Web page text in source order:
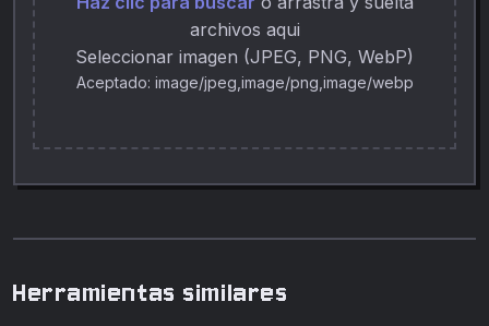
archivos aqui
Seleccionar imagen (JPEG, PNG, WebP)
Aceptado: image/jpeg,image/png,image/webp
Herramientas similares